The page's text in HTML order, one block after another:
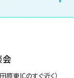
東ICのすぐ近く）